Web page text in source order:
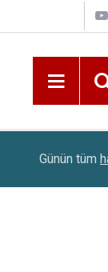
SınavsızGünün tüm